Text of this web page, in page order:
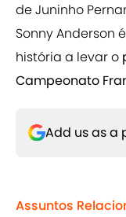
de Juninho
Sonny Anderson
história a levar o
Campeonato
Add us as a
Assuntos